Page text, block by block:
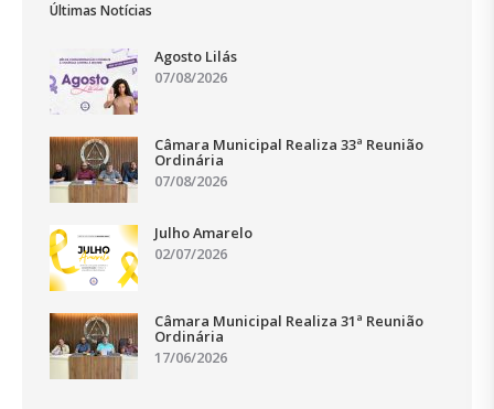
Últimas Notícias
Agosto Lilás
07/08/2026
Câmara Municipal Realiza 33ª Reunião
Ordinária
07/08/2026
Julho Amarelo
02/07/2026
Câmara Municipal Realiza 31ª Reunião
Ordinária
17/06/2026